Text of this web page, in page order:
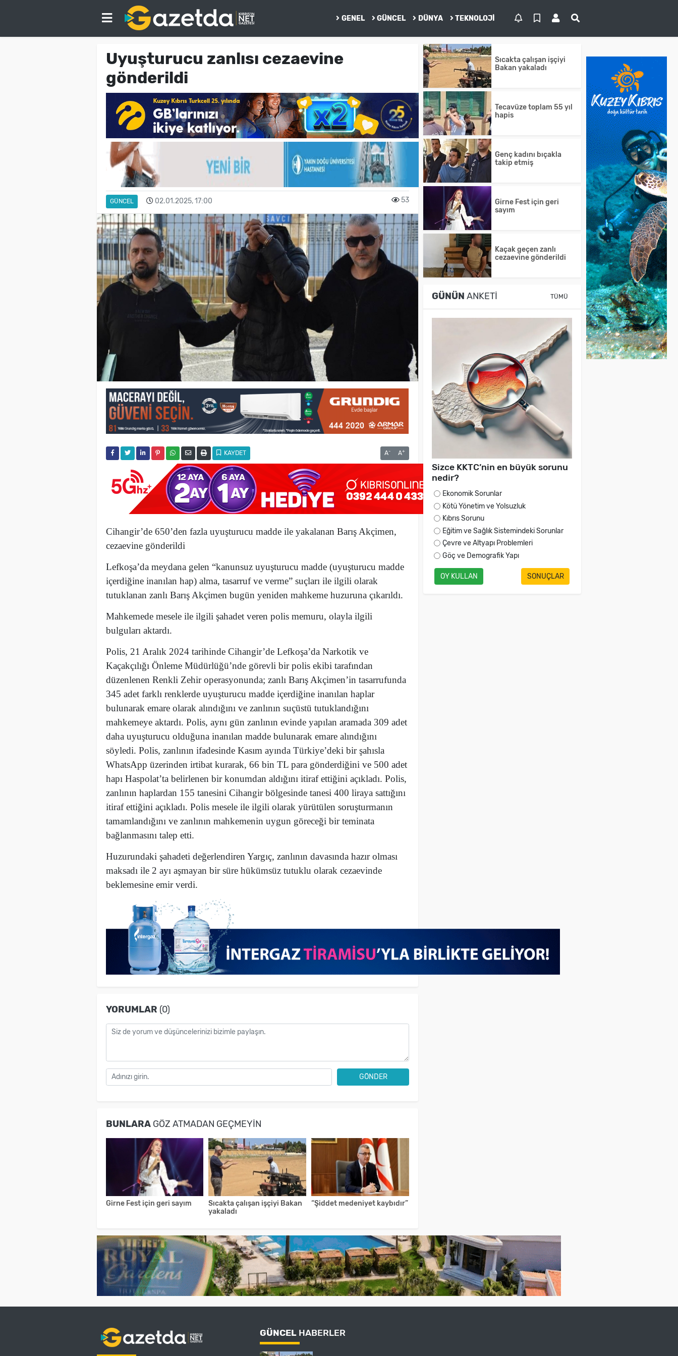
GENEL GÜNCEL DÜNYA TEKNOLOJI
Uyuşturucu zanlısı cezaevine
gönderildi
GÜNCEL 02.01.2025, 17:00 53
KAYDET A- A+
Cihangir’de 650’den fazla uyuşturucu madde ile yakalanan Barış Akçimen,
cezaevine gönderildi
Lefkoşa’da meydana gelen “kanunsuz uyuşturucu madde (uyuşturucu madde
içerdiğine inanılan hap) alma, tasarruf ve verme” suçları ile ilgili olarak
tutuklanan zanlı Barış Akçimen bugün yeniden mahkeme huzuruna çıkarıldı.
Mahkemede mesele ile ilgili şahadet veren polis memuru, olayla ilgili
bulguları aktardı.
Polis, 21 Aralık 2024 tarihinde Cihangir’de Lefkoşa’da Narkotik ve
Kaçakçılığı Önleme Müdürlüğü’nde görevli bir polis ekibi tarafından
düzenlenen Renkli Zehir operasyonunda; zanlı Barış Akçimen’in tasarrufunda
345 adet farklı renklerde uyuşturucu madde içerdiğine inanılan haplar
bulunarak emare olarak alındığını ve zanlının suçüstü tutuklandığını
mahkemeye aktardı. Polis, aynı gün zanlının evinde yapılan aramada 309 adet
daha uyuşturucu olduğuna inanılan madde bulunarak emare alındığını
söyledi. Polis, zanlının ifadesinde Kasım ayında Türkiye’deki bir şahısla
WhatsApp üzerinden irtibat kurarak, 66 bin TL para gönderdiğini ve 500 adet
hapı Haspolat’ta belirlenen bir konumdan aldığını itiraf ettiğini açıkladı. Polis,
zanlının haplardan 155 tanesini Cihangir bölgesinde tanesi 400 liraya sattığını
itiraf ettiğini açıkladı. Polis mesele ile ilgili olarak yürütülen soruşturmanın
tamamlandığını ve zanlının mahkemenin uygun göreceği bir teminata
bağlanmasını talep etti.
Huzurundaki şahadeti değerlendiren Yargıç, zanlının davasında hazır olması
maksadı ile 2 ayı aşmayan bir süre hükümsüz tutuklu olarak cezaevinde
beklemesine emir verdi.
YORUMLAR (0)
GÖNDER
BUNLARAGÖZ ATMADAN GEÇMEYIN
Girne Fest için geri sayım
Sıcakta çalışan işçiyi Bakan
yakaladı
“Şiddet medeniyet kaybıdır”
Sıcakta çalışan işçiyi
Bakan yakaladı
Tecavüze toplam 55 yıl
hapis
Genç kadını bıçakla
takip etmiş
Girne Fest için geri
sayım
Kaçak geçen zanlı
cezaevine gönderildi
GÜNÜN ANKETI TÜMÜ
Sizce KKTC’nin en büyük sorunu
nedir?
Ekonomik Sorunlar
Kötü Yönetim ve Yolsuzluk
Kıbrıs Sorunu
Eğitim ve Sağlık Sistemindeki Sorunlar
Çevre ve Altyapı Problemleri
Göç ve Demografik Yapı
OY KULLAN SONUÇLAR
GÜNCEL HABERLER